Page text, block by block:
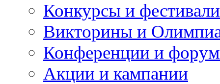
Конкурсы и фестивали
Викторины и
Конференции и
Акции и кампании